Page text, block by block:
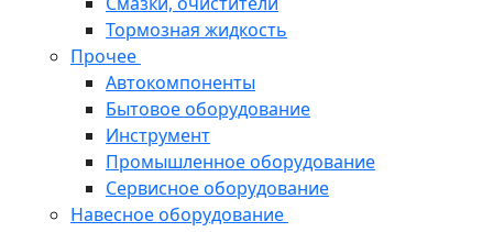
Тормозная жидкость
Прочее
Автокомпоненты
Бытовое оборудование
Инструмент
Промышленное оборудование
Сервисное оборудование
Навесное оборудование